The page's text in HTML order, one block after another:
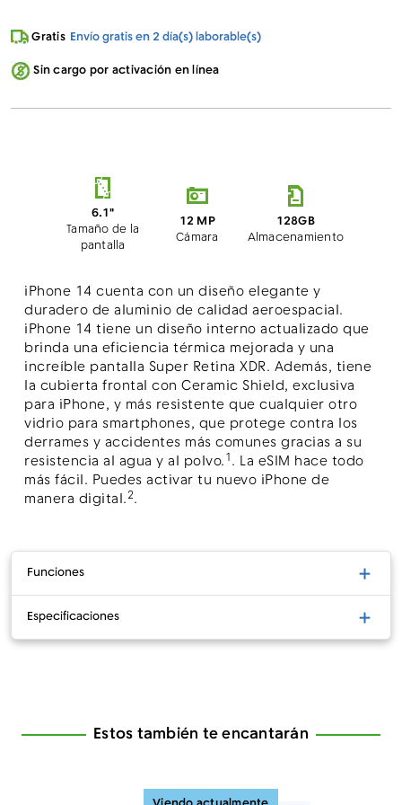
Cargando...
Gratis Envío gratis en 2 día(s) laborable(s)
Sin cargo por activación en línea
6.1"
Tamaño de la
pantalla
12 MP
Cámara
128GB
Almacenamiento
iPhone 14 cuenta con un diseño elegante y
duradero de aluminio de calidad aeroespacial.
iPhone 14 tiene un diseño interno actualizado que
brinda una eficiencia térmica mejorada y una
increíble pantalla Super Retina XDR. Además, tiene
la cubierta frontal con Ceramic Shield, exclusiva
para iPhone, y más resistente que cualquier otro
vidrio para smartphones, que protege contra los
derrames y accidentes más comunes gracias a su
resistencia al agua y al polvo.1. La eSIM hace todo
más fácil. Puedes activar tu nuevo iPhone de
manera digital.2.
Funciones
Especificaciones
Estos también te encantarán